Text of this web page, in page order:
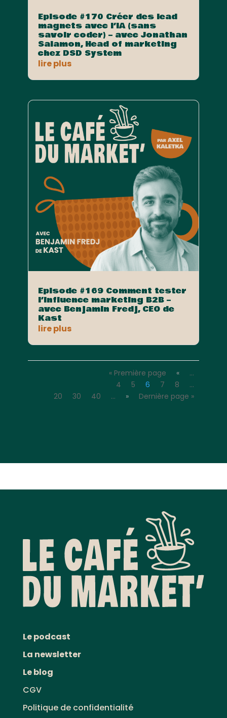
Episode #170 Créer des lead
magnets avec l’IA (sans
savoir coder) – avec Jonathan
Salamon, Head of marketing
chez DSD System
lire plus
Episode #169 Comment tester
l’influence marketing B2B –
avec Benjamin Fredj, CEO de
Kast
lire plus
« Première page «
…
4
5 6 7 8
…
20
30 40 … » Dernière page »
Le podcast
La newsletter
Le blog
CGV
Politique de confidentialité